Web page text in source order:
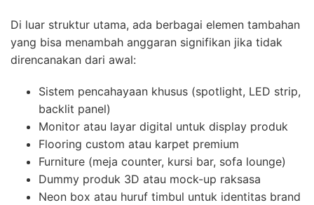
Di luar struktur utama, ada berbagai elemen tambahan
yang bisa menambah anggaran signifikan jika tidak
direncanakan dari awal:
Sistem pencahayaan khusus (spotlight, LED strip,
backlit panel)
Monitor atau layar digital untuk display produk
Flooring custom atau karpet premium
Furniture (meja counter, kursi bar, sofa lounge)
Dummy produk 3D atau mock-up raksasa
Neon box atau huruf timbul untuk identitas brand